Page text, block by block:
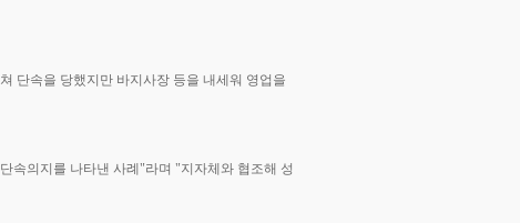
단속을 당했지만 바지사장 등을 내세워 영업을
속의지를 나타낸 사례"라며 "지자체와 협조해 성